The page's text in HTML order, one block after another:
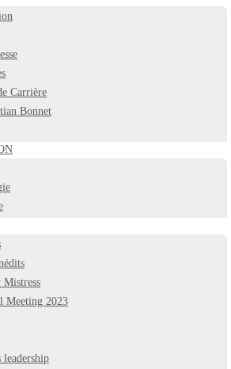
Carrière
Bonnet
Meeting 2023
leadership